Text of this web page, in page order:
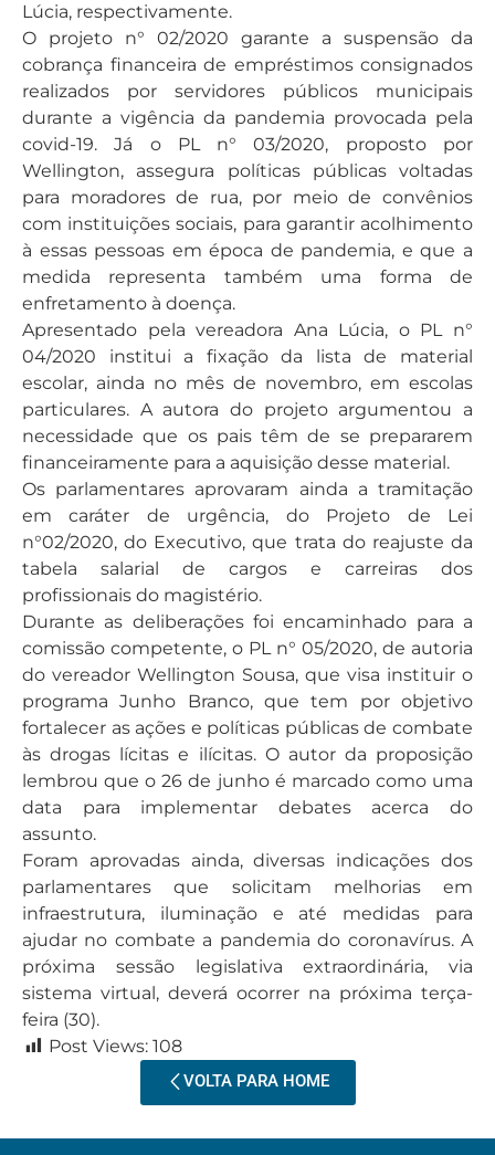
Lúcia, respectivamente.
O projeto n° 02/2020 garante a suspensão da
cobrança financeira de empréstimos consignados
realizados por servidores públicos municipais
durante a vigência da pandemia provocada pela
covid-19. Já o PL n° 03/2020, proposto por
Wellington, assegura políticas públicas voltadas
para moradores de rua, por meio de convênios
com instituições sociais, para garantir acolhimento
à essas pessoas em época de pandemia, e que a
medida representa também uma forma de
enfretamento à doença.
Apresentado pela vereadora Ana Lúcia, o PL n°
04/2020 institui a fixação da lista de material
escolar, ainda no mês de novembro, em escolas
particulares. A autora do projeto argumentou a
necessidade que os pais têm de se prepararem
financeiramente para a aquisição desse material.
Os parlamentares aprovaram ainda a tramitação
em caráter de urgência, do Projeto de Lei
n°02/2020, do Executivo, que trata do reajuste da
tabela salarial de cargos e carreiras dos
profissionais do magistério.
Durante as deliberações foi encaminhado para a
comissão competente, o PL n° 05/2020, de autoria
do vereador Wellington Sousa, que visa instituir o
programa Junho Branco, que tem por objetivo
fortalecer as ações e políticas públicas de combate
às drogas lícitas e ilícitas. O autor da proposição
lembrou que o 26 de junho é marcado como uma
data para implementar debates acerca do
assunto.
Foram aprovadas ainda, diversas indicações dos
parlamentares que solicitam melhorias em
infraestrutura, iluminação e até medidas para
ajudar no combate a pandemia do coronavírus. A
próxima sessão legislativa extraordinária, via
sistema virtual, deverá ocorrer na próxima terça-
feira (30).
Post Views: 108
VOLTA PARA HOME